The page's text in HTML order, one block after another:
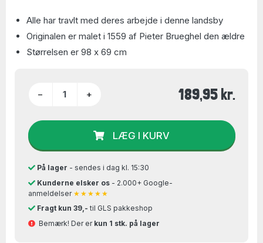
Alle har travlt med deres arbejde i denne landsby
Originalen er malet i 1559 af Pieter Brueghel den ældre
Størrelsen er 98 x 69 cm
− + 189,95 kr.
LÆG I KURV
På lager - sendes i dag kl. 15:30
Kunderne elsker os- 2.000+ Google-
anmeldelser ★★★★★
Fragt kun 39,- til GLS pakkeshop
Bemærk! Der er kun 1 stk. på lager